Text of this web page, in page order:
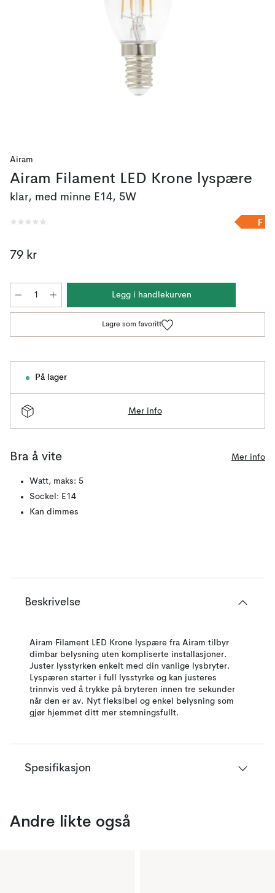
Airam
Airam Filament LED Krone lyspære
klar, med minne E14, 5W
F
79 kr
Legg i handlekurven
Lagre som favoritt
På lager
Mer info
Bra å vite Mer info
Watt, maks: 5
Sockel: E14
Kan dimmes
Beskrivelse
Airam Filament LED Krone lyspære fra Airam tilbyr
dimbar belysning uten kompliserte installasjoner.
Juster lysstyrken enkelt med din vanlige lysbryter.
Lyspæren starter i full lysstyrke og kan justeres
trinnvis ved å trykke på bryteren innen tre sekunder
når den er av. Nyt fleksibel og enkel belysning som
gjør hjemmet ditt mer stemningsfullt.
Spesifikasjon
Andre likte også